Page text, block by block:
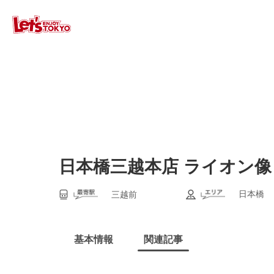
日本橋三越本店 ライオン像
三越前 日本橋
基本情報 関連記事